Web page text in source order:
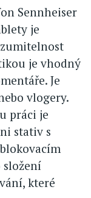
Sennheiser
je
je vhodný
Je
vlogery.
práci je
stativ s
složení
které